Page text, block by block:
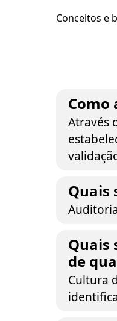
Conceitos e
Como
Através
Quais
Quais
de
Cultura